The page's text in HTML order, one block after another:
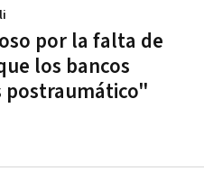
por la falta de
los bancos
postraumático"